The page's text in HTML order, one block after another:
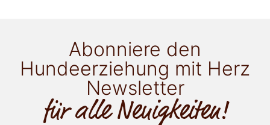
Abonniere den
Hundeerziehung mit Herz
Newsletter
für alle Neuigkeiten!